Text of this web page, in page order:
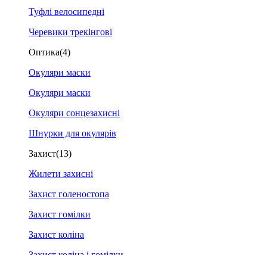
Туфлі велосипедні
Черевики трекінгові
Оптика(4)
Окуляри маски
Окуляри маски
Окуляри сонцезахисні
Шнурки для окулярів
Захист(13)
Жилети захисні
Захист голеностопа
Захист гомілки
Захист коліна